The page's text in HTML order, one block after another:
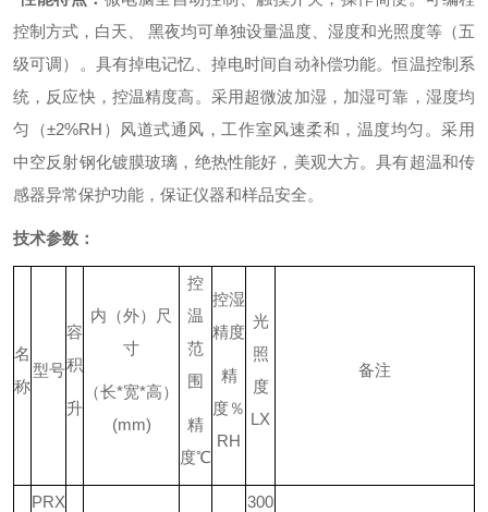
控制方式，白天、 黑夜均可单独设量温度、湿度和光照度等（五
级可调）。 具有掉电记忆、掉电时间自动补偿功能。恒温控制系
统，反应快，控温精度高。 采用超微波加湿，加湿可靠，湿度均
匀（±2%RH）
风道式通风，工作室风速柔和，温度均匀。采用
中空反射钢化镀膜玻璃，绝热性能好，美观大方。具有超温和传
感器异常保护功能，保证仪器和样品安全。
技术参数：
名
称
型号
容
积
升
内（外）尺
寸
（长*宽*高）
(mm)
控
温
范
围
精
度℃
控湿
精度
精
度％
RH
光
照
度
LX
备注
PRX
300